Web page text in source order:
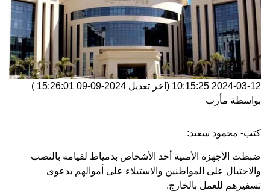
2024-03-12 10:15:25 (اخر تعديل 2024-09-09 15:26:01
)
بواسطة مأرب
كتب- محمود سعيد:
ضبطت الأجهزة الأمنية أحد الأشخاص بدمياط لقيامه بالنصب
والاحتيال على المواطنين والاستيلاء على أموالهم بدعوى
تسفيرهم للعمل بالخارج.